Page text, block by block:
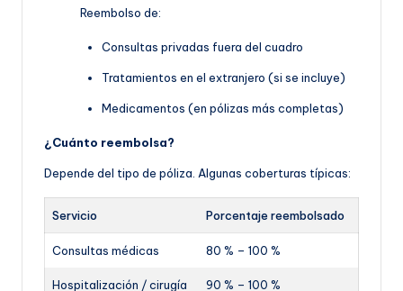
Reembolso de:
Consultas privadas fuera del cuadro
Tratamientos en el extranjero (si se incluye)
Medicamentos (en pólizas más completas)
¿Cuánto reembolsa?
Depende del tipo de póliza. Algunas coberturas típicas:
Servicio Porcentaje reembolsado
Consultas médicas 80 % – 100 %
Hospitalización / cirugía 90 % – 100 %